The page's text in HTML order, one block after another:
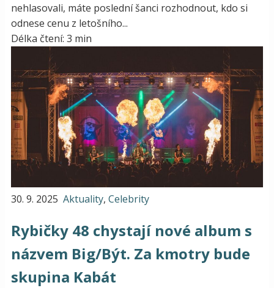
nehlasovali, máte poslední šanci rozhodnout, kdo si
odnese cenu z letošního...
Délka čtení: 3 min
30. 9. 2025 Aktuality, Celebrity
Rybičky 48 chystají nové album s
názvem Big/Být. Za kmotry bude
skupina Kabát